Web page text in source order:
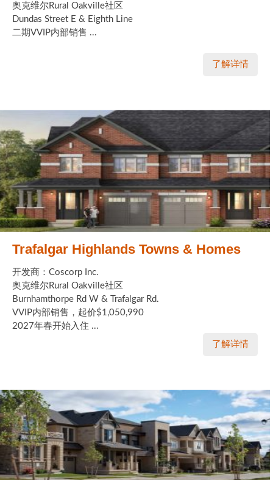
奥克维尔Rural Oakville社区
Dundas Street E & Eighth Line
二期VVIP内部销售 ...
了解详情
Trafalgar Highlands Towns & Homes
开发商：Coscorp Inc.
奥克维尔Rural Oakville社区
Burnhamthorpe Rd W & Trafalgar Rd.
VVIP内部销售，起价$1,050,990
2027年春开始入住 ...
了解详情